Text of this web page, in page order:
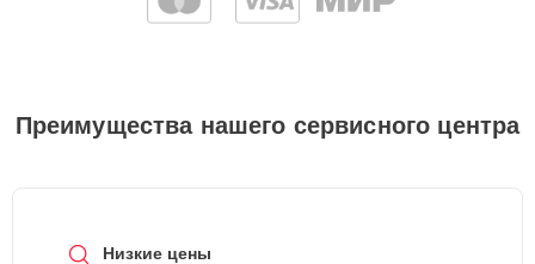
Преимущества нашего сервисного центра
Низкие цены